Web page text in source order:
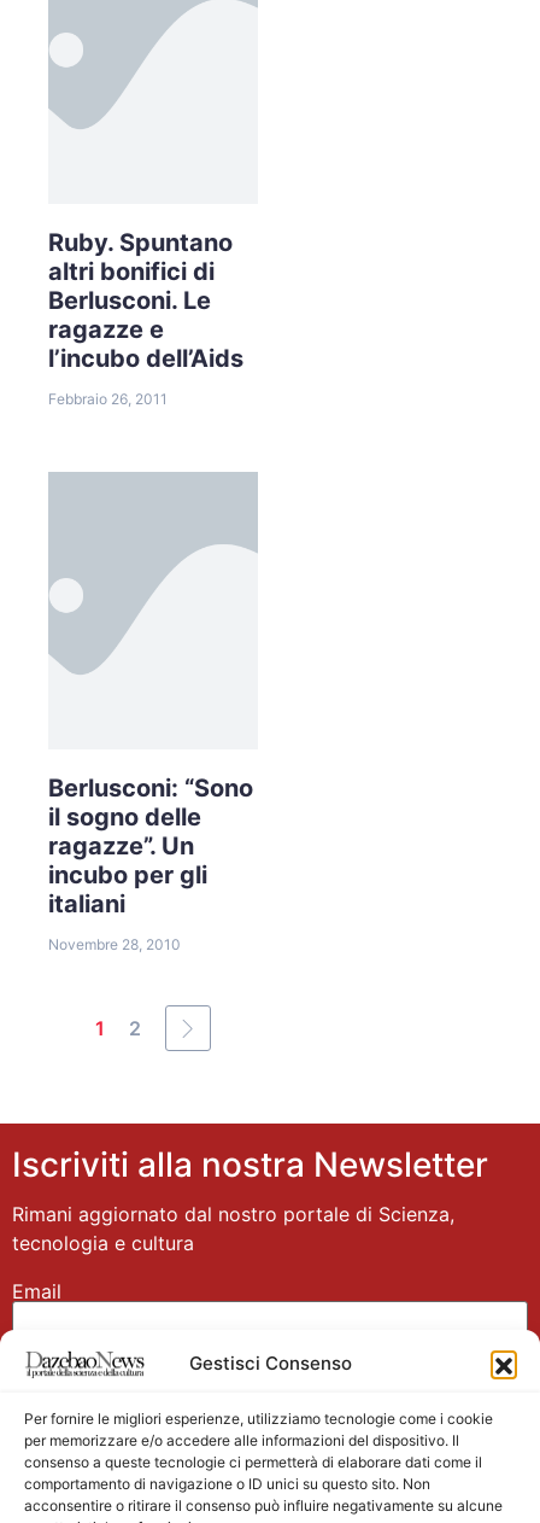
Gestisci Consenso
Per fornire le migliori esperienze, utilizziamo tecnologie come i cookie
per memorizzare e/o accedere alle informazioni del dispositivo. Il
consenso a queste tecnologie ci permetterà di elaborare dati come il
comportamento di navigazione o ID unici su questo sito. Non
acconsentire o ritirare il consenso può influire negativamente su alcune
Ruby. Spuntano
altri bonifici di
Berlusconi. Le
ragazze e
l’incubo dell’Aids
Febbraio 26, 2011
Berlusconi: “Sono
il sogno delle
ragazze”. Un
incubo per gli
italiani
Novembre 28, 2010
1 2
Iscriviti alla nostra Newsletter
Rimani aggiornato dal nostro portale di Scienza,
tecnologia e cultura
Email
Nome